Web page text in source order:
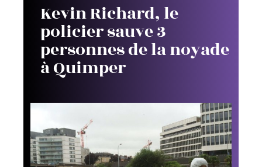
Kevin Richard, le
policier sauve 3
personnes de la noyade
à Quimper